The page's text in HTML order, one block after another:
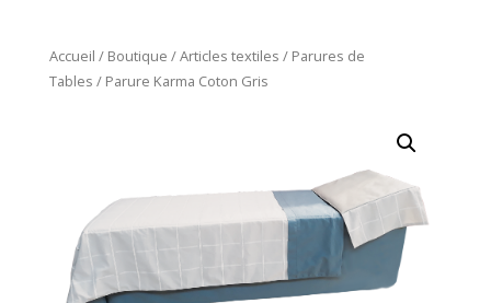
Accueil / Boutique /Articles textiles / Parures de
Tables / Parure Karma Coton Gris